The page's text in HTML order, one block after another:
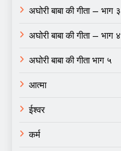
अघोरी बाबा की गीता – भाग ३
अघोरी बाबा की गीता – भाग ४
अघोरी बाबा की गीता भाग ५
आत्मा
ईश्वर
कर्म